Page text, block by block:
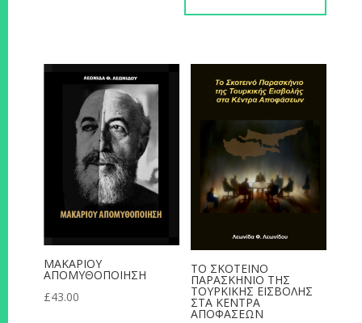
ΜΑΚΑΡΙΟΥ
ΑΠΟΜΥΘΟΠΟΙΗΣΗ
£43.00
ΤΟ ΣΚΟΤΕΙΝΟ
ΠΑΡΑΣΚΗΝΙΟ ΤΗΣ
ΤΟΥΡΚΙΚΗΣ ΕΙΣΒΟΛΗΣ
ΣΤΑ ΚΕΝΤΡΑ
ΑΠΟΦΑΣΕΩΝ